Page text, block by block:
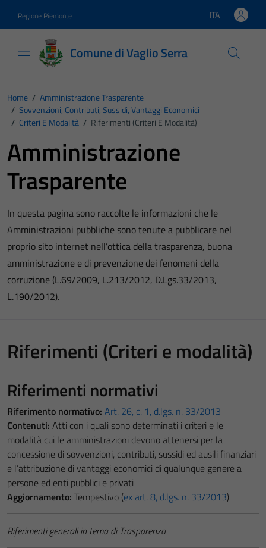
Regione Piemonte Lingua attiva:
ITA
Comune di Vaglio Serra
Home / Amministrazione Trasparente
/ Sovvenzioni, Contributi, Sussidi, Vantaggi Economici
/ Criteri E Modalità / Riferimenti (Criteri E Modalità)
Amministrazione
Trasparente
In questa pagina sono raccolte le informazioni che le
Amministrazioni pubbliche sono tenute a pubblicare nel
proprio sito internet nell’ottica della trasparenza, buona
amministrazione e di prevenzione dei fenomeni della
corruzione (L.69/2009, L.213/2012, D.Lgs.33/2013,
L.190/2012).
Riferimenti (Criteri e modalità)
Riferimenti normativi
Riferimento normativo: Art. 26, c. 1, d.lgs. n. 33/2013
Contenuti: Atti con i quali sono determinati i criteri e le
modalità cui le amministrazioni devono attenersi per la
concessione di sovvenzioni, contributi, sussidi ed ausili finanziari
e l’attribuzione di vantaggi economici di qualunque genere a
persone ed enti pubblici e privati
Aggiornamento: Tempestivo (ex art. 8, d.lgs. n. 33/2013)
Riferimenti generali in tema di Trasparenza